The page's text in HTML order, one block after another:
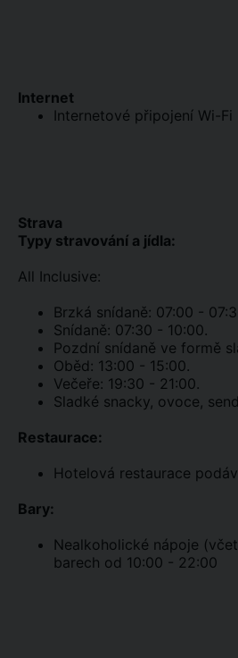
Internet
Internetové připojení Wi-
Strava
Typy stravování a jídla:
All Inclusive:
Brzká snídaně: 07:00 -
Snídaně: 07:30 - 10:00.
Pozdní snídaně ve formě
Oběd: 13:00 - 15:00.
Večeře: 19:30 - 21:00.
Sladké snacky, ovoce,
Restaurace:
Hotelová restaurace
Bary:
Nealkoholické nápoje
barech od 10:00 - 22:00